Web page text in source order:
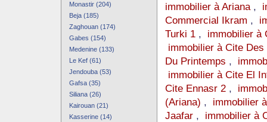
Monastir (204)
Beja (185)
Zaghouan (174)
Gabes (154)
Medenine (133)
Le Kef (61)
Jendouba (53)
Gafsa (35)
Siliana (26)
Kairouan (21)
Kasserine (14)
immobilier à Ariana,
Commercial Ikram ,
Turki 1, immobilier à
immobilier à Cite Des
Du Printemps ,
immobilier à Cite El
Cite Ennasr 2,
(Ariana) , immobilier
Jaafar, immobilier à